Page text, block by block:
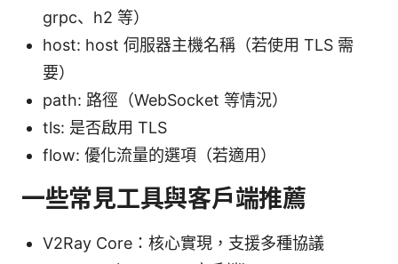
grpc、h2 等）
host: host 伺服器主機名稱（若使用 TLS 需
要）
path: 路徑（WebSocket 等情況）
tls: 是否啟用 TLS
flow: 優化流量的選項（若適用）
一些常見工具與客戶端推薦
V2Ray Core：核心實現，支援多種協議